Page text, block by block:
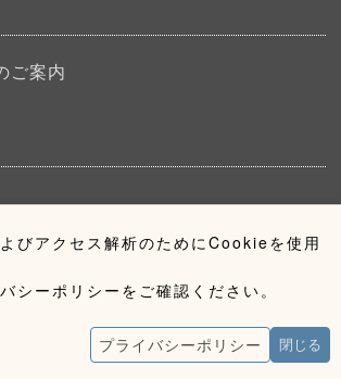
びアクセス解析のためにCookieを使用
シーポリシーをご確認ください。
プライバシーポリシー 閉じる
ご案内
内